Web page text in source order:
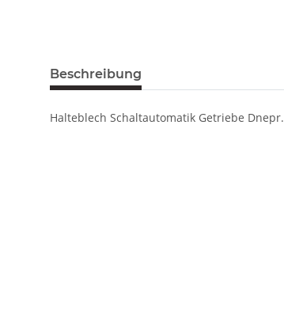
Beschreibung
Halteblech Schaltautomatik Getriebe Dnepr.